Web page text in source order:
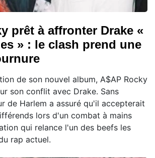
prêt à affronter Drake «
» : le clash prend une
de son nouvel album, A$AP Rocky
son conflit avec Drake. Sans
de Harlem a assuré qu'il accepterait
lors d'un combat à mains
qui relance l'un des beefs les
rap actuel.